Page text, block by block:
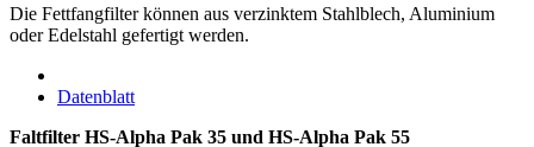
Die Fettfangfilter können aus verzinktem Stahlblech, Aluminium
oder Edelstahl gefertigt werden.
Datenblatt
Faltfilter HS-Alpha Pak 35 und HS-Alpha Pak 55